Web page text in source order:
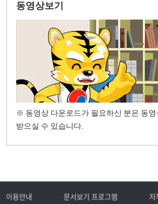
동영상보기
※ 동영상 다운로드가 필요하신 분은 동
받으실 수 있습니다.
이용안내 문서보기 프로그램 저